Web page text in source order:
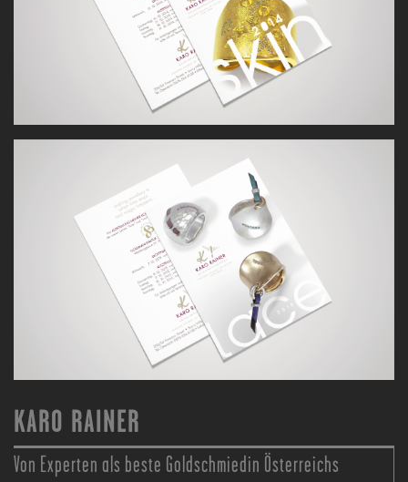
KARO RAINER
Von Experten als beste Goldschmiedin Österreichs